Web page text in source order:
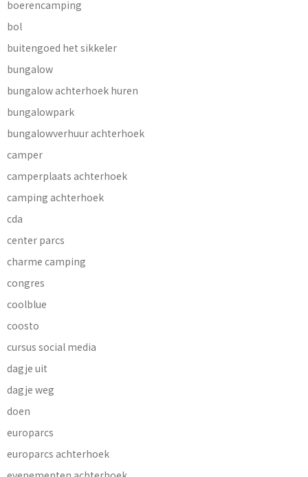
boerencamping
bol
buitengoed het sikkeler
bungalow
bungalow achterhoek huren
bungalowpark
bungalowverhuur achterhoek
camper
camperplaats achterhoek
camping achterhoek
cda
center parcs
charme camping
congres
coolblue
coosto
cursus social media
dagje uit
dagje weg
doen
europarcs
europarcs achterhoek